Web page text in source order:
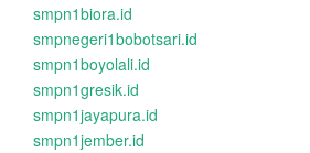
smpn1biora.id
smpnegeri1bobotsari.id
smpn1boyolali.id
smpn1gresik.id
smpn1jayapura.id
smpn1jember.id